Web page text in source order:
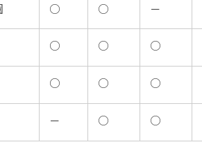
○ ○ －
○ ○ ○
○ ○ ○
－ ○ ○